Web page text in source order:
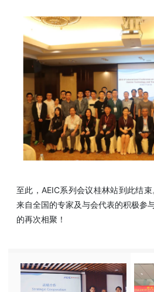
至此，AEIC系列会议桂林站到此结
来自全国的专家及与会代表的积极参
的再次相聚！